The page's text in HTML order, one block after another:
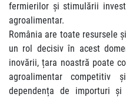
fermierilor și stimulării
agroalimentar.
România are toate resursele
un rol decisiv în acest
inovării, țara noastră poate
agroalimentar competitiv
dependența de importuri